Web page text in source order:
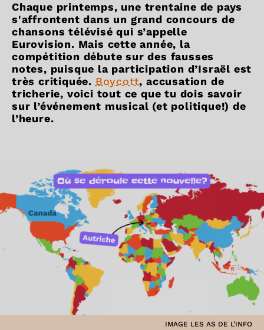
Chaque printemps, une trentaine de pays
s'affrontent dans un grand concours de
chansons télévisé qui s’appelle
Eurovision. Mais cette année, la
compétition débute sur des fausses
notes, puisque la participation d’Israël est
très critiquée. Boycott, accusation de
tricherie, voici tout ce que tu dois savoir
sur l’événement musical (et politique!) de
l’heure.
IMAGE LES AS DE L’INFO